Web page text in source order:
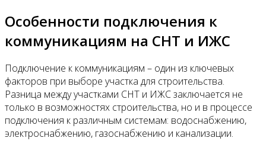
Особенности подключения к
коммуникациям на СНТ и ИЖС
Подключение к коммуникациям – один из ключевых
факторов при выборе участка для строительства.
Разница между участками СНТ и ИЖС заключается не
только в возможностях строительства, но и в процессе
подключения к различным системам: водоснабжению,
электроснабжению, газоснабжению и канализации.